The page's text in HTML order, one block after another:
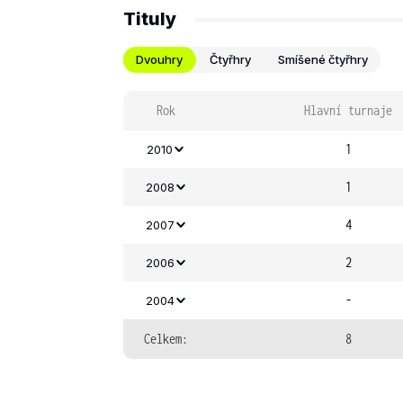
Tituly
Dvouhry Čtyřhry Smíšené čtyřhry
Rok Hlavní turnaje
2010 1
2008 1
2007 4
2006 2
2004 -
Celkem: 8